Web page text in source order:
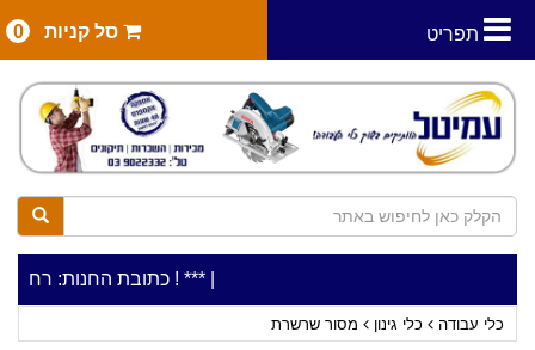
תפריט סל קניות 0
***כתובת החנות: רח' המלאכה 2, ביתן 8 (כניסה מרח' עמל 5)***כלי עבודה להשכרה בתעריף יומי משתלם ! ***
כלי עבודה כלי גינון מסור שרשרת